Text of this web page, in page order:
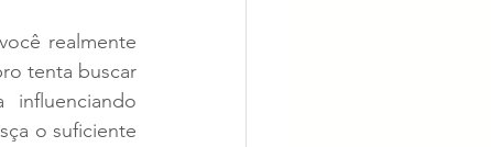
realmente
tenta buscar
o suficiente